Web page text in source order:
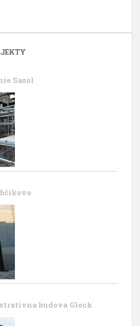
Sasol
budova Glock